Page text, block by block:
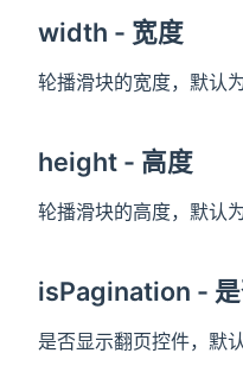
width - 宽度
轮播滑块的宽度，默认
height - 高度
轮播滑块的高度，默认
isPagination -
是否显示翻页控件，默